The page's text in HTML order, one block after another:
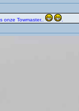
onze Towmaster.. .